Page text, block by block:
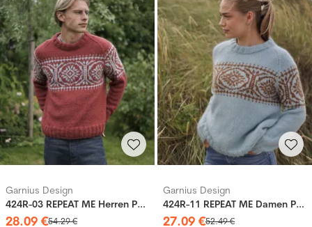
Garnius Design
424R-03 REPEAT ME Herren Pullover
28.09 €54.29€
Garnius Design
424R-11 REPEAT ME Damen Pullover
27.09 €52.49€